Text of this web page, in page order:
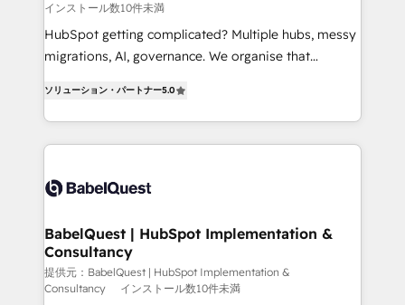
across ChatGPT, Claude, Perplexity, Gemini and
Google AI Overviews. HubSpot Impact Award -
Customer First HubSpot Impact Award - Integrations
Migration Excellence HubSpot Impact Award -
Platform Excellence 40+ full-time HubSpot
professionals. 100s of certifications and
インストール数10件未満
HubSpot getting complicated? Multiple hubs, messy
migrations, AI, governance. We organise that
Welcome to our Profile! We help with: • CRM
implementation, reports, workflows, and team
training • CRM migration from Salesforce, Pipedrive,
custom API integrations • AI governance for
Boutique 'Elite' team of 12 • 150+ clients across Sales
Hub, Marketing Hub, Service Hub, Data Hub and
CMS • ISO/IEC 27001:2022, ISO 9001:2015, and ISO
42001:2023 certified - the AI management standard •
ソリューション・パートナー5.0
BabelQuest | HubSpot Implementation &
Consultancy
提供元：BabelQuest | HubSpot Implementation &
Consultancy
インストール数10件未満